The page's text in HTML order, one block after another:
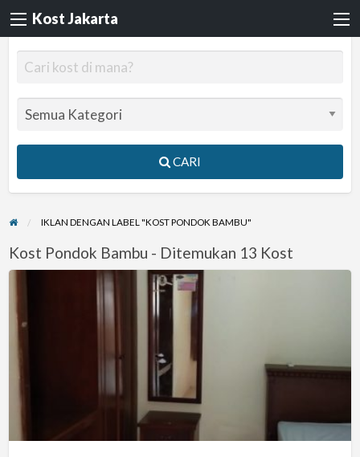
Kost Jakarta
CARI
IKLAN DENGAN LABEL "KOST PONDOK BAMBU"
Kost Pondok Bambu - Ditemukan 13 Kost
Teluk